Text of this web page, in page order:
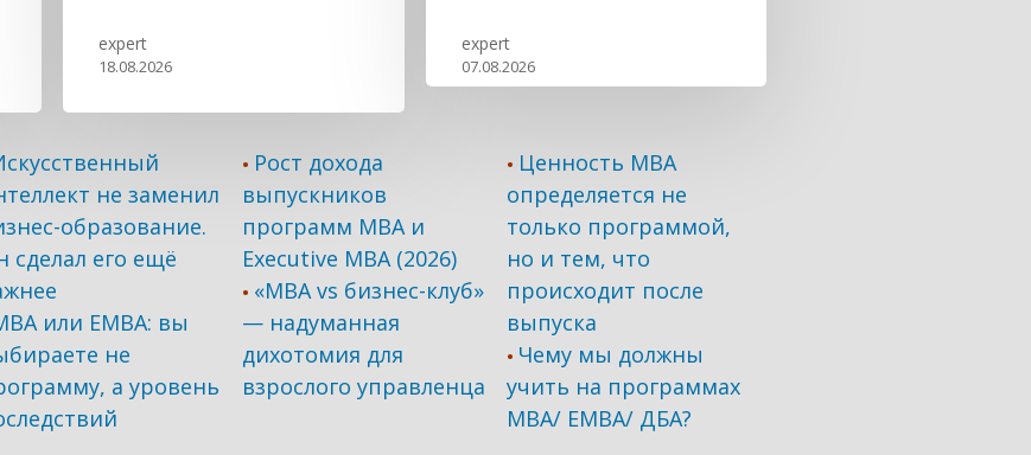
expert
18.08.2026
expert
07.08.2026
не заменил
образование.
сделал его ещё
или EMBA: вы
не
а уровень
• Рост дохода
выпускников
программ МВА и
Executive MBA (2026)
• «MBA vs бизнес-клуб»
— надуманная
дихотомия для
взрослого управленца
• Ценность MBA
определяется не
только программой,
но и тем, что
происходит после
выпуска
• Чему мы должны
учить на программах
МВА/ ЕМВА/ ДБА?